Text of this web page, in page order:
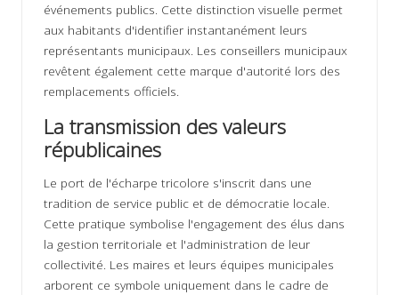
événements publics. Cette distinction visuelle permet
aux habitants d'identifier instantanément leurs
représentants municipaux. Les conseillers municipaux
revêtent également cette marque d'autorité lors des
remplacements officiels.
La transmission des valeurs
républicaines
Le port de l'écharpe tricolore s'inscrit dans une
tradition de service public et de démocratie locale.
Cette pratique symbolise l'engagement des élus dans
la gestion territoriale et l'administration de leur
collectivité. Les maires et leurs équipes municipales
arborent ce symbole uniquement dans le cadre de